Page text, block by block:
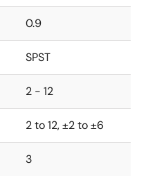
0.9
SPST
2 - 12
2 to 12, ±2 to ±6
3